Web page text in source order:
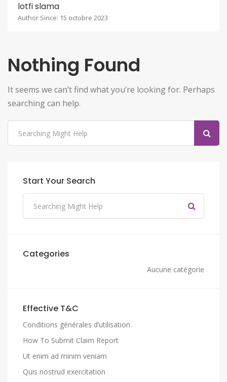
lotfi slama
Author Since: 15 octobre 2023
Nothing Found
It seems we can’t find what you’re looking for. Perhaps
searching can help.
Start Your Search
Categories
Aucune catégorie
Effective T&C
Conditions générales d’utilisation
How To Submit Claim Report
Ut enim ad minim veniam
Quis nostrud exercitation